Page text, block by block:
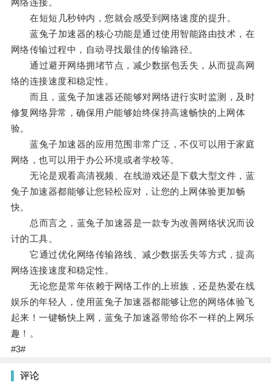
网络连接。
在短短几秒钟内，您就会感受到网络速度的提升。
蓝兔子加速器的核心功能是通过使用智能路由技术，在
网络传输过程中，自动寻找最佳的传输路径。
通过避开网络拥堵节点，减少数据包丢失，从而提高网
络的连接速度和稳定性。
而且，蓝兔子加速器还能够对网络进行实时监测，及时
修复网络异常，确保用户能够始终保持高速畅快的上网体
验。
蓝兔子加速器的应用范围非常广泛，不仅可以用于家庭
网络，也可以用于办公环境或者学校等。
无论是观看高清视频、在线游戏还是下载大型文件，蓝
兔子加速器都能够让您轻松应对，让您的上网体验更加畅
快。
总而言之，蓝兔子加速器是一款专为改善网络状况而设
计的工具。
它通过优化网络传输路线、减少数据丢失等方式，提高
网络连接速度和稳定性。
无论您是常年依赖于网络工作的上班族，还是热爱在线
娱乐的年轻人，使用蓝兔子加速器都能够让您的网络体验飞
起来！一键畅快上网，蓝兔子加速器带给你不一样的上网乐
趣！。
#3#
评论